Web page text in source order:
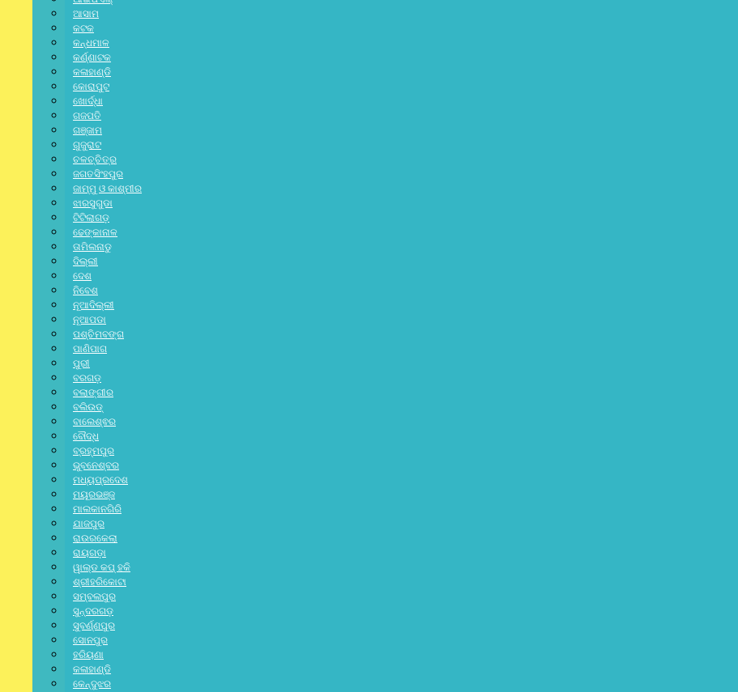
ଆସାମ
କଟକ
କନ୍ଧମାଳ
କର୍ଣ୍ଣାଟକ
କଳାହାଣ୍ଡି
କୋରାପୁଟ
ଖୋର୍ଦ୍ଧା
ଗଜପତି
ଗଞ୍ଜାମ
ଗୁଜୁରାଟ
ଚଳଚ୍ଚିତ୍ର
ଜଗତସିଂହପୁର
ଜାମ୍ମୁ ଓ କାଶ୍ମୀର
ଝାରସୁଗୁଡା
ଟିଟିଲାଗଡ଼
ଢେଙ୍କାନାଳ
ତାମିଲନାଡୁ
ଦିଲ୍ଲୀ
ଦେଶ
ନିବେଶ
ନୂଆଦିଲ୍ଲୀ
ନୂଆପଡା
ପଶ୍ଚିମବଙ୍ଗ
ପାଣିପାଗ
ପୁରୀ
ବରଗଡ଼
ବଲାଙ୍ଗୀର
ବଲିଉଡ୍
ବାଲେଶ୍ଵର
ବୌଦ୍ଧ
ବ୍ରହ୍ମପୁର
ଭୁବନେଶ୍ବର
ମଧ୍ୟପ୍ରଦେଶ
ମୟୂରଭଞ୍ଜ
ମାଲକାନଗିରି
ଯାଜପୁର
ରାଉରକେଲା
ରାୟଗଡ଼ା
ୱାଲ୍ଡ କପ୍ ହକି
ଶ୍ରୀହରିକୋଟା
ସମ୍ବଲପୁର
ସୁନ୍ଦରଗଡ଼
ସୁବର୍ଣ୍ଣପୁର
ସୋନପୁର
ହରିୟଣା
କଳାହାଣ୍ଡି
କେନ୍ଦୁଝର